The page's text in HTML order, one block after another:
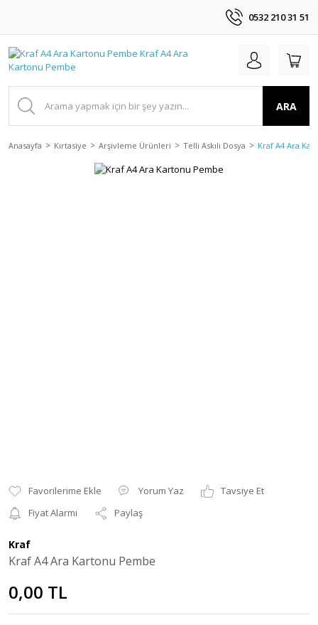
0532 210 31 51
ARA
Anasayfa Kırtasiye Arşivleme Ürünleri Telli Askılı Dosya Kraf A4 Ara
Yorum Yaz
Tavsiye Et
Fiyat Alarmı
Paylaş
Kraf
Kraf A4 Ara Kartonu Pembe
0,00 TL